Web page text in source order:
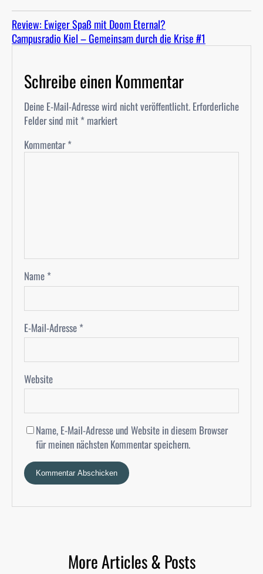
Review: Ewiger Spaß mit Doom Eternal?
Campusradio Kiel – Gemeinsam durch die Krise #1
Schreibe einen Kommentar
Deine E-Mail-Adresse wird nicht veröffentlicht. Erforderliche
Felder sind mit * markiert
Kommentar*
Name *
E-Mail-Adresse *
Website
Name, E-Mail-Adresse und Website in diesem Browser
für meinen nächsten Kommentar speichern.
More Articles & Posts